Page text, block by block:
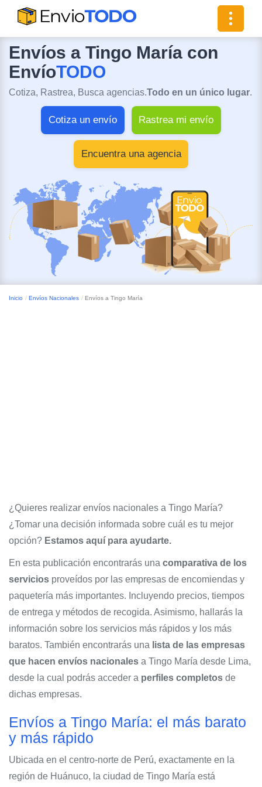
Toggle
Envíos a Tingo María con
EnvíoTODO
Cotiza, Rastrea, Busca agencias.Todo en un único lugar.
Cotiza un envío Rastrea mi envío
Encuentra una agencia
Inicio Envíos Nacionales Envíos a Tingo María
¿Quieres realizar envíos nacionales a Tingo María?
¿Tomar una decisión informada sobre cuál es tu mejor
opción? Estamos aquí para ayudarte.
En esta publicación encontrarás una comparativa de los
servicios proveídos por las empresas de encomiendas y
paquetería más importantes. Incluyendo precios, tiempos
de entrega y métodos de recogida. Asimismo, hallarás la
información sobre los servicios más rápidos y los más
baratos. También encontrarás una lista de las empresas
que hacen envíos nacionales a Tingo María desde Lima,
desde la cual podrás acceder a perfiles completos de
dichas empresas.
Envíos a Tingo María: el más barato
y más rápido
Ubicada en el centro-norte de Perú, exactamente en la
región de Huánuco, la ciudad de Tingo María está